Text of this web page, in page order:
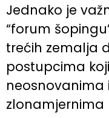
Jednako je
“forum
trećih zemalja
postupcima
neosnovanima
zlonamjernima